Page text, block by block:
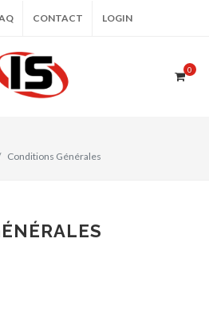
CONTACT LOGIN
0
Conditions Générales